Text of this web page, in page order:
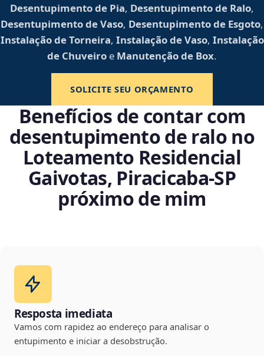
Desentupimento de Pia, Desentupimento de Ralo,
Desentupimento de Vaso, Desentupimento de Esgoto,
Instalação de Torneira, Instalação de Vaso, Instalação
de Chuveiro e Manutenção de Box.
SOLICITE SEU ORÇAMENTO
Benefícios de contar com
desentupimento de ralo no
Loteamento Residencial
Gaivotas, Piracicaba‑SP
próximo de mim
Resposta imediata
Vamos com rapidez ao endereço para analisar o
entupimento e iniciar a desobstrução.